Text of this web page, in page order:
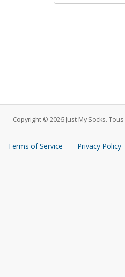
Copyright © 2026 Just My Socks.
Terms of Service Privacy Policy